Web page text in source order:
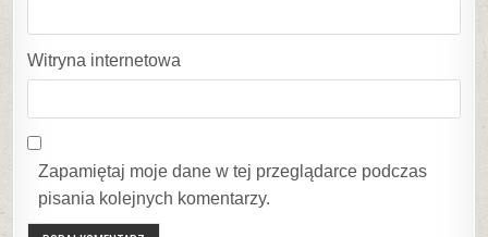
Witryna internetowa
Zapamiętaj moje dane w tej przeglądarce podczas
pisania kolejnych komentarzy.